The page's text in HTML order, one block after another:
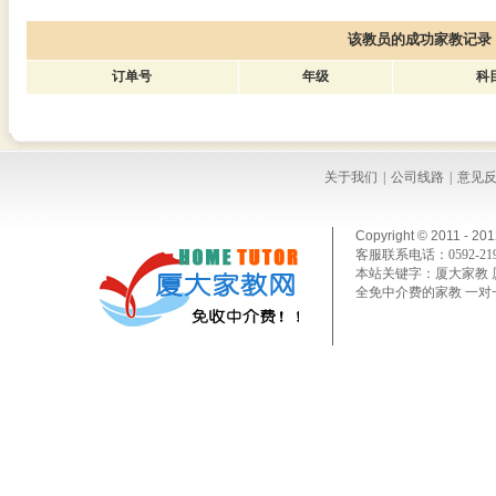
该教员的成功家教记录
订单号 年级 科
关于我们 公司线路 意见
Copyright © 2011 -
客服联系电话： 0592-
本站关键字： 厦大家教
全免中介费的家教 一